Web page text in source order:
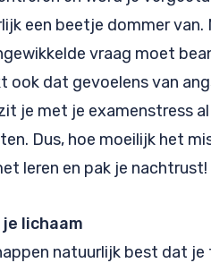
een beetje dommer van.
vraag moet
ook dat gevoelens van
je met je examenstress
Dus, hoe moeilijk het
leren en pak je nachtrust!
je lichaam
natuurlijk best dat